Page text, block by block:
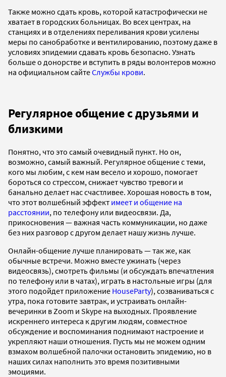
Также можно сдать кровь, которой катастрофически не
хватает в городских больницах. Во всех центрах, на
станциях и в отделениях переливания крови усилены
меры по санобработке и вентилированию, поэтому даже в
условиях эпидемии сдавать кровь безопасно. Узнать
больше о донорстве и вступить в ряды волонтеров можно
на официальном сайтеСлужбы крови.
Регулярное общение с друзьями и
близкими
Понятно, что это самый очевидный пункт. Но он,
возможно, самый важный. Регулярное общение с теми,
кого мы любим, с кем нам весело и хорошо, помогает
бороться со стрессом, снижает чувство тревоги и
банально делает нас счастливее. Хорошая новость в том,
что этот волшебный эффект имеет и общение на
расстоянии, по телефону или видеосвязи. Да,
прикосновения — важная часть коммуникации, но даже
без них разговор с другом делает нашу жизнь лучше.
Онлайн-общение лучше планировать — так же, как
обычные встречи. Можно вместе ужинать (через
видеосвязь), смотреть фильмы (и обсуждать впечатления
по телефону или в чатах), играть в настольные игры (для
этого подойдет приложение HouseParty), созваниваться с
утра, пока готовите завтрак, и устраивать онлайн-
вечеринки в Zoom и Skype на выходных. Проявление
искреннего интереса к другим людям, совместное
обсуждение и воспоминания поднимают настроение и
укрепляют наши отношения. Пусть мы не можем одним
взмахом волшебной палочки остановить эпидемию, но в
наших силах наполнить это время позитивными
эмоциями.